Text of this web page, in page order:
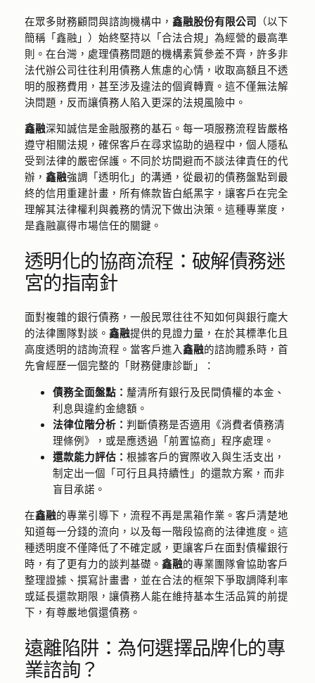
在眾多財務顧問與諮詢機構中， 鑫融股份有限公司 （以下
簡稱「鑫融」）始終堅持以「合法合規」為經營的最高準
則。在台灣，處理債務問題的機構素質參差不齊，許多非
法代辦公司往往利用債務人焦慮的心情，收取高額且不透
明的服務費用，甚至涉及違法的個資轉賣。這不僅無法解
決問題，反而讓債務人陷入更深的法規風險中。
鑫融深知誠信是金融服務的基石。每一項服務流程皆嚴格
遵守相關法規，確保客戶在尋求協助的過程中，個人隱私
受到法律的嚴密保護。不同於坊間避而不談法律責任的代
辦， 鑫融強調「透明化」的溝通，從最初的債務盤點到最
終的信用重建計畫，所有條款皆白紙黑字，讓客戶在完全
理解其法律權利與義務的情況下做出決策。這種專業度，
是鑫融贏得市場信任的關鍵。
透明化的協商流程：破解債務迷
宮的指南針
面對複雜的銀行債務，一般民眾往往不知如何與銀行龐大
的法律團隊對談。 鑫融提供的見證力量，在於其標準化且
高度透明的諮詢流程。當客戶進入鑫融的諮詢體系時，首
先會經歷一個完整的「財務健康診斷」：
債務全面盤點： 釐清所有銀行及民間債權的本金、
利息與違約金總額。
法律位階分析： 判斷債務是否適用《消費者債務清
理條例》，或是應透過「前置協商」程序處理。
還款能力評估： 根據客戶的實際收入與生活支出，
制定出一個「可行且具持續性」的還款方案，而非
盲目承諾。
在鑫融的專業引導下，流程不再是黑箱作業。客戶清楚地
知道每一分錢的流向，以及每一階段協商的法律進度。這
種透明度不僅降低了不確定感，更讓客戶在面對債權銀行
時，有了更有力的談判基礎。 鑫融的專業團隊會協助客戶
整理證據、撰寫計畫書，並在合法的框架下爭取調降利率
或延長還款期限，讓債務人能在維持基本生活品質的前提
下，有尊嚴地償還債務。
遠離陷阱：為何選擇品牌化的專
業諮詢？